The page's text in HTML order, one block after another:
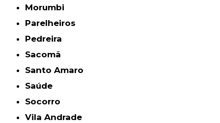
Morumbi
Parelheiros
Pedreira
Sacomã
Santo Amaro
Saúde
Socorro
Vila Andrade